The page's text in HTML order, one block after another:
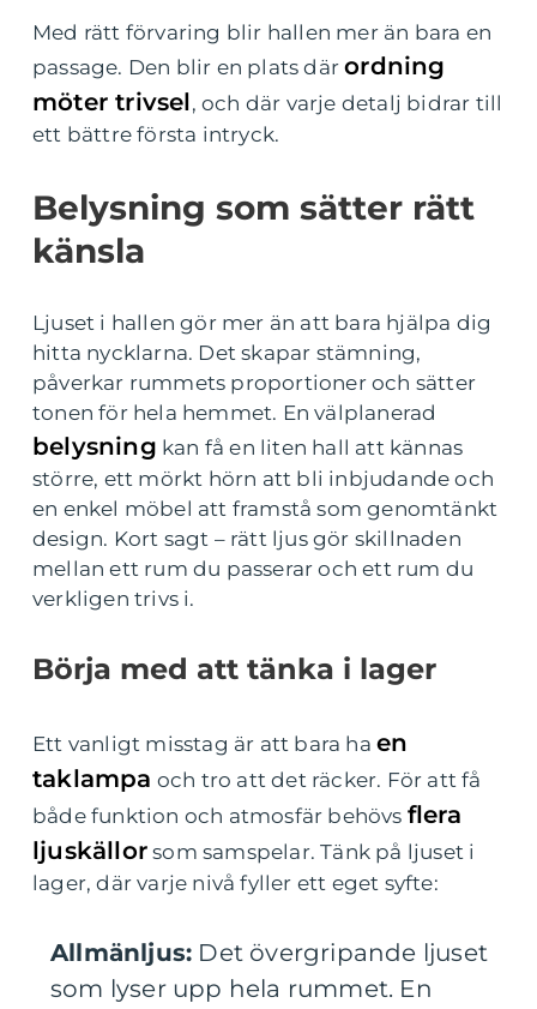
Med rätt förvaring blir hallen mer än bara en
passage. Den blir en plats därordning
möter trivsel, och där varje detalj bidrar till
ett bättre första intryck.
Belysning som sätter rätt
känsla
Ljuset i hallen gör mer än att bara hjälpa dig
hitta nycklarna. Det skapar stämning,
påverkar rummets proportioner och sätter
tonen för hela hemmet. En välplanerad
belysning kan få en liten hall att kännas
större, ett mörkt hörn att bli inbjudande och
en enkel möbel att framstå som genomtänkt
design. Kort sagt – rätt ljus gör skillnaden
mellan ett rum du passerar och ett rum du
verkligen trivs i.
Börja med att tänka i lager
Ett vanligt misstag är att bara ha en
taklampa och tro att det räcker. För att få
både funktion och atmosfär behövs flera
ljuskällor som samspelar. Tänk på ljuset i
lager, där varje nivå fyller ett eget syfte:
Allmänljus: Det övergripande ljuset
som lyser upp hela rummet. En